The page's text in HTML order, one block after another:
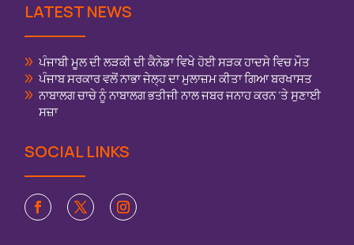
LATEST NEWS
ਪੰਜਾਬੀ ਮੂਲ ਦੀ ਲੜਕੀ ਦੀ ਕੈਨੇਡਾ ਵਿਖੇ ਹੋਈ ਸੜਕ ਹਾਦਸੇ ਵਿਚ ਮੌਤ
ਪੰਜਾਬ ਸਰਕਾਰ ਵਲੋਂ ਨਾਭਾ ਜੇਲ੍ਹ ਦਾ ਮੁਲਾਜ਼ਮ ਕੀਤਾ ਗਿਆ ਬਰਖਾਸਤ
ਨਾਬਾਲਗ ਚਾਚੇ ਨੂੰ ਨਾਬਾਲਗ ਭਤੀਜੀ ਨਾਲ ਜਬਰ ਜਨਾਹ ਕਰਨ ‘ਤੇ ਸੁਣਾਈ
ਸਜ਼ਾ
SOCIAL LINKS